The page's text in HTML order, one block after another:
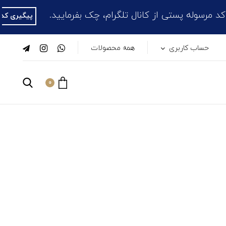
از کانال تلگرام، چک بفرمایید. پیگیری کدهای مرسولات
حساب کاربری همه محصولات
0